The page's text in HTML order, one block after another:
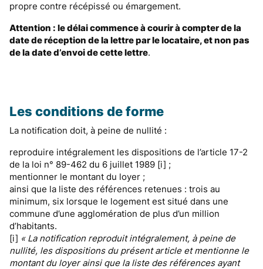
propre contre récépissé ou émargement.
Attention : le délai commence à courir à compter de la
date de réception de la lettre par le locataire, et non pas
de la date d’envoi de cette lettre.
Les conditions de forme
La notification doit, à peine de nullité :
reproduire intégralement les dispositions de l’article 17-2
de la loi n° 89-462 du 6 juillet 1989 [i] ;
mentionner le montant du loyer ;
ainsi que la liste des références retenues : trois au
minimum, six lorsque le logement est situé dans une
commune d’une agglomération de plus d’un million
d’habitants.
[i] « La notification reproduit intégralement, à peine de
nullité, les dispositions du présent article et mentionne le
montant du loyer ainsi que la liste des références ayant